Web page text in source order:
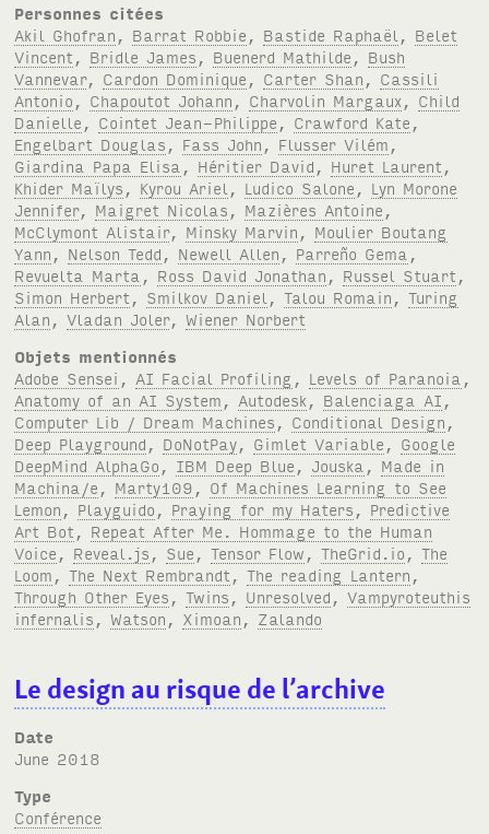
Personnes citées
Akil Ghofran
Barrat Robbie Bastide Raphaël
Belet
Vincent
Bridle James Buenerd Mathilde
Bush
Vannevar, Cardon Dominique Carter Shan
Cassili
Antonio
Chapoutot Johann Charvolin Margaux
Child
Danielle
Cointet Jean-Philippe Crawford Kate
Engelbart Douglas
Fass John Flusser Vilém
Giardina Papa Elisa
Héritier David Huret Laurent
Khider Maïlys
Kyrou Ariel Ludico Salone
Lyn Morone
Jennifer, Maigret Nicolas Mazières Antoine
McClymont Alistair, Minsky Marvin
Moulier Boutang
Yann
Nelson Tedd Newell Allen Parreño Gema
Revuelta Marta
Ross David Jonathan Russel Stuart
Simon Herbert
Smilkov Daniel ,Talou Romain ,Turing
Alan ,Vladan Joler,Wiener Norbert
Objets mentionnés
Adobe Sensei
AI Facial Profiling Levels of Paranoia
Anatomy of an AI System
Autodesk Balenciaga AI
Computer Lib / Dream Machines
Conditional Design
Deep Playground
DoNotPay Gimlet Variable
Google
DeepMind AlphaGo
IBM Deep Blue Jouska
Made in
Machina/e
Marty109
Of Machines Learning to See
Lemon
Playguido Praying for my Haters
Predictive
Art Bot
Repeat After Me. Hommage to the Human
Voice
Reveal.js Sue ,Tensor Flow ,TheGrid.io ,The
Loom ,The Next Rembrandt ,The reading Lantern
Through Other Eyes ,Twins Unresolved ,Vampyroteuthis
infernalis ,Watson Ximoan Zalando
Le design au risque de l’archive
Date
June 2018
Type
Conférence